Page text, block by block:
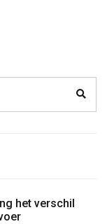
het verschil